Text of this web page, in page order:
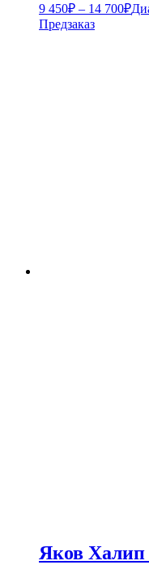
9 450₽ – 14 700₽
Предзаказ
Яков